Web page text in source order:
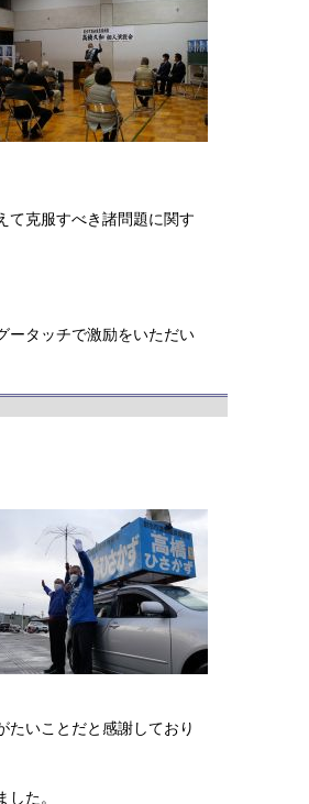
て克服すべき諸問題に関す
ータッチで激励をいただい
たいことだと感謝しており
た。